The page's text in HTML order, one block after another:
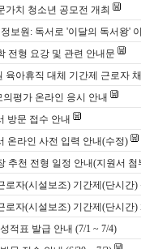
가치 청소년 공모전 개최
보원: 독서로 '이달의 독서왕'
전형 요강 및 관련 안내문
육아휴직 대체 기간제 근로자
평가 온라인 응시 안내
방문 접수 안내
온라인 사전 입력 안내(수정)
추천 전형 일정 안내(지원서 첨
로자(시설보조) 기간제(단시간
로자(시설보조) 기간제(단시간)
적표 발급 안내 (7/1 ~ 7/4)